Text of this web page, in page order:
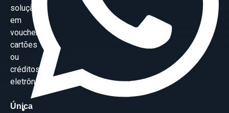
solução
em
vouchers,
cartões
ou
créditos
eletrônicos.
Única